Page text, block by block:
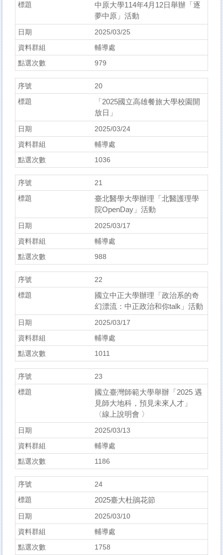
中原大學114年4月12日舉辦「逐
夢中原」活動
2025/03/25
輔導處
979
20
「2025國立高雄餐旅大學校園開
放日」
2025/03/24
輔導處
1036
21
臺北醫學大學辦理「北醫護理學
院OpenDay」活動
2025/03/17
輔導處
988
22
國立中正大學辦理「政治系的奇
幻漂流：中正政治和你talk」活動
2025/03/17
輔導處
1011
23
國立臺灣師範大學舉辦「2025 遇
見師大地科，預見未來人才」
〈線上說明會 〉
2025/03/13
輔導處
1186
24
2025臺大杜鵑花節
2025/03/10
輔導處
1758